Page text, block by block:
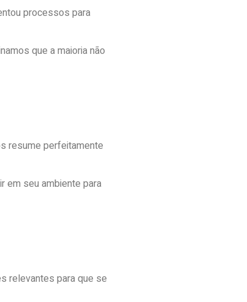
processos para
que a maioria não
resume perfeitamente
em seu ambiente para
relevantes para que se